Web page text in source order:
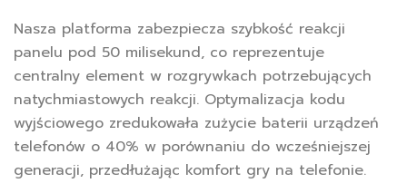
Nasza platforma zabezpiecza szybkość reakcji
panelu pod 50 milisekund, co reprezentuje
centralny element w rozgrywkach potrzebujących
natychmiastowych reakcji. Optymalizacja kodu
wyjściowego zredukowała zużycie baterii urządzeń
telefonów o 40% w porównaniu do wcześniejszej
generacji, przedłużając komfort gry na telefonie.